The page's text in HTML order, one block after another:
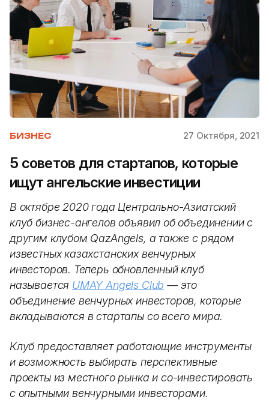
БИЗНЕС 27 Октября, 2021
5 советов для стартапов, которые
ищут ангельские инвестиции
В октябре 2020 года Центрально-Азиатский
клуб бизнес-ангелов объявил об объединении с
другим клубом QazAngels, а также с рядом
известных казахстанских венчурных
инвесторов. Теперь обновленный клуб
называется UMAY Angels Club — это
объединение венчурных инвесторов, которые
вкладываются в стартапы со всего мира.
Клуб предоставляет работающие инструменты
и возможность выбирать перспективные
проекты из местного рынка и со-инвестировать
с опытными венчурными инвесторами.